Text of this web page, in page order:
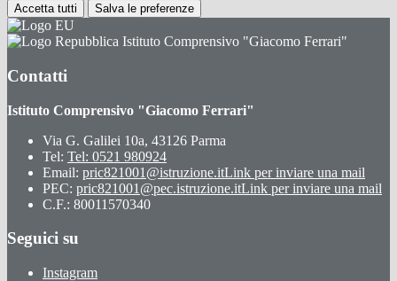
Accetta tutti Salva le preferenze
Istituto Comprensivo "Giacomo Ferrari"
Contatti
Istituto Comprensivo "Giacomo Ferrari"
Via G. Galilei 10a, 43126 Parma
Tel: Tel: 0521 980924
Email: pric821001@istruzione.itLink per inviare una mail
PEC: pric821001@pec.istruzione.itLink per inviare una mail
C.F.: 80011570340
Seguici su
Instagram